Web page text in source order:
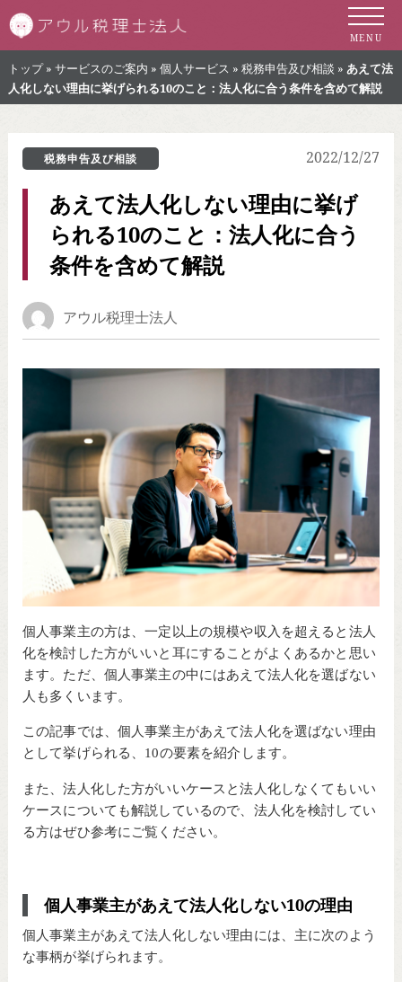
札幌市の税理
MENU
トップ» サービスのご案内 » 個人サービス » 税務申告及び相談 » あえて法
人化しない理由に挙げられる10のこと：法人化に合う条件を含めて解説
税務申告及び相談 2022/12/27
あえて法人化しない理由に挙げ
られる10のこと：法人化に合う
条件を含めて解説
アウル税理士法人
個人事業主の方は、一定以上の規模や収入を超えると法人
化を検討した方がいいと耳にすることがよくあるかと思い
ます。ただ、個人事業主の中にはあえて法人化を選ばない
人も多くいます。
この記事では、個人事業主があえて法人化を選ばない理由
として挙げられる、10の要素を紹介します。
また、法人化した方がいいケースと法人化しなくてもいい
ケースについても解説しているので、法人化を検討してい
る方はぜひ参考にご覧ください。
個人事業主があえて法人化しない10の理由
個人事業主があえて法人化しない理由には、主に次のよう
な事柄が挙げられます。